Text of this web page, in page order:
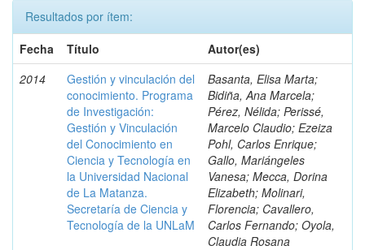
Resultados por ítem:
Fecha
Título
Autor(es)
2014
Gestión y vinculación del
conocimiento. Programa
de Investigación:
Gestión y Vinculación
del Conocimiento en
Ciencia y Tecnología en
la Universidad Nacional
de La Matanza.
Secretaría de Ciencia y
Tecnología de la UNLaM
Basanta, Elisa Marta;
Bidiña, Ana Marcela;
Pérez, Nélida; Perissé,
Marcelo Claudio; Ezeiza
Pohl, Carlos Enrique;
Gallo, Mariángeles
Vanesa; Mecca, Dorina
Elizabeth; Molinari,
Florencia; Cavallero,
Carlos Fernando; Oyola,
Claudia Rosana